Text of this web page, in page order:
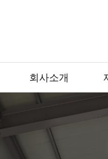
회사소개